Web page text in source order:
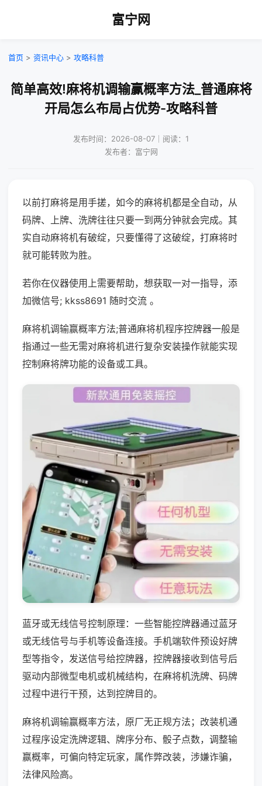
富宁网
首页 > 资讯中心 > 攻略科普
简单高效!麻将机调输赢概率方法_普通麻将
开局怎么布局占优势-攻略科普
发布时间：2026-08-07｜阅读：1
发布者：富宁网
以前打麻将是用手搓，如今的麻将机都是全自动，从
码牌、上牌、洗牌往往只要一到两分钟就会完成。其
实自动麻将机有破绽，只要懂得了这破绽，打麻将时
就可能转败为胜。
若你在仪器使用上需要帮助，想获取一对一指导，添
加微信号; kkss8691 随时交流 。
麻将机调输赢概率方法;普通麻将机程序控牌器一般是
指通过一些无需对麻将机进行复杂安装操作就能实现
控制麻将牌功能的设备或工具。
蓝牙或无线信号控制原理：一些智能控牌器通过蓝牙
或无线信号与手机等设备连接。手机端软件预设好牌
型等指令，发送信号给控牌器，控牌器接收到信号后
驱动内部微型电机或机械结构，在麻将机洗牌、码牌
过程中进行干预，达到控牌目的。
麻将机调输赢概率方法，原厂无正规方法；改装机通
过程序设定洗牌逻辑、牌序分布、骰子点数，调整输
赢概率，可偏向特定玩家，属作弊改装，涉嫌诈骗，
法律风险高。